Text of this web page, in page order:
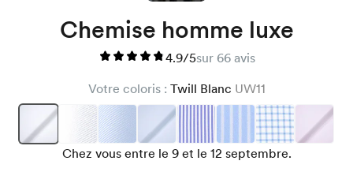
Chemise homme luxe
4.9/5sur 66 avis
Votre coloris : Twill Blanc UW11
Chez vous entre le 9 et le 12 septembre.